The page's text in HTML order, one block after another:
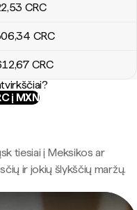
,53 CRC
,34 CRC
,67 CRC
į MXN
tiesiai į Meksikos ar
ir jokių šlykščių maržų.